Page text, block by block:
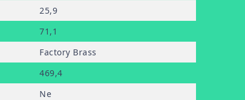
25,9
71 ,1
Factory Brass
469,4
Ne